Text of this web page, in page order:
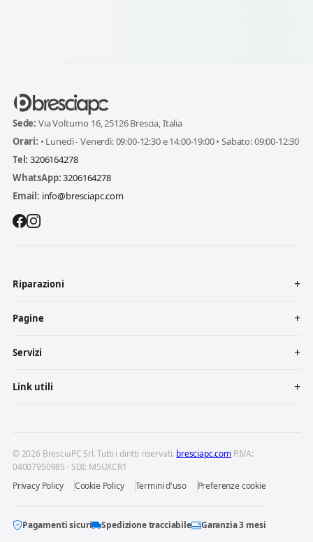
Sede: Via Volturno 16, 25126 Brescia, Italia
Orari: • Lunedì - Venerdì: 09:00-12:30 e 14:00-19:00 • Sabato: 09:00-12:30
Tel: 3206164278
WhatsApp:3206164278
Email: info@bresciapc.com
Riparazioni
Pagine
Servizi
Link utili
© 2026 BresciaPC Srl. Tutti i diritti riservati. bresciapc.com P.IVA:
04007950985 · SDI: M5UXCR1
Privacy Policy
Cookie Policy Termini d'uso Preferenze cookie
Pagamenti sicuri Spedizione tracciabile Garanzia 3 mesi